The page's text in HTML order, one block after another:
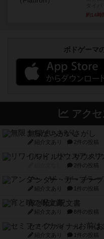
約14時
ボドゲーマ
アク
無限まちがいさがし
紹介文あり 2件の投稿
リワイルド：サウス
2件の投稿
アンダー・ザ・テー
紹介文あり 1件の投稿
宵と暁の呪文書
紹介文あり 8件の投稿
セミファイナル ～お
紹介文あり 1件の投稿